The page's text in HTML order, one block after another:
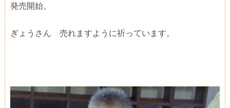
発売開始。
ぎょうさん 売れますように祈っています。